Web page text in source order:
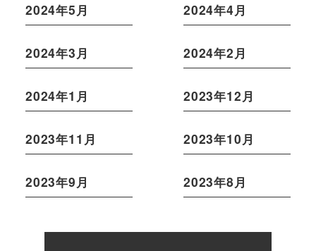
2024年5月 2024年4月
2024年3月 2024年2月
2024年1月 2023年12月
2023年11月 2023年10月
2023年9月 2023年8月